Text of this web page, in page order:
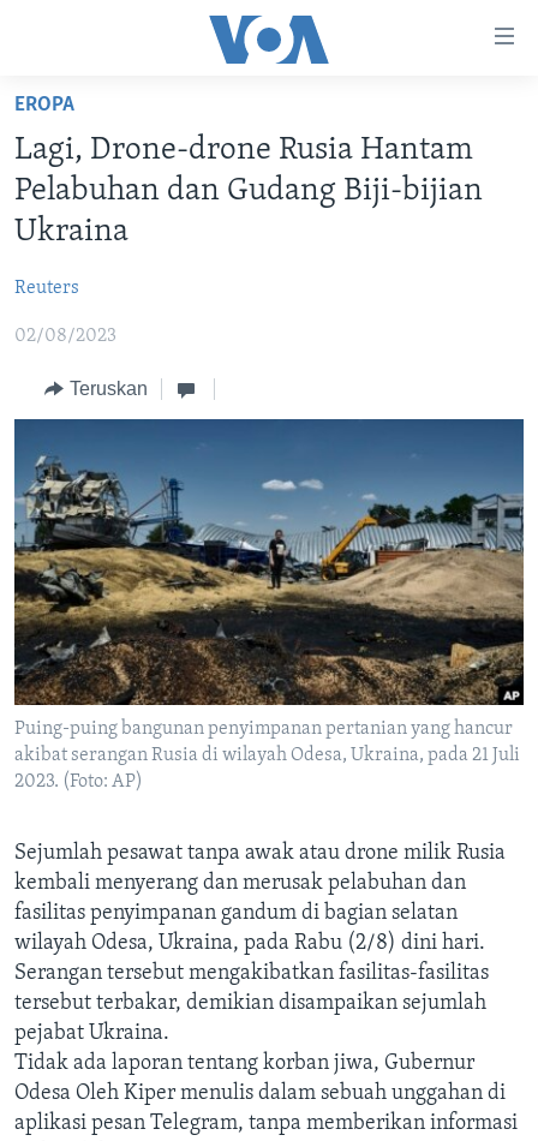
Akses
Lanjut
ke
Konten
Utama
ke
Utama
Lanjut
DUNIA
VIDEO
DAFTAR PROGRAM
Bahasa-bahasa
EROPA
Lagi, Drone-drone Rusia Hantam
Pelabuhan dan Gudang Biji-bijian
Ukraina
Reuters
02/08/2023
Teruskan
Puing-puing bangunan penyimpanan pertanian yang hancur
akibat serangan Rusia di wilayah Odesa, Ukraina, pada 21 Juli
2023. (Foto: AP)
Sejumlah pesawat tanpa awak atau drone milik Rusia
kembali menyerang dan merusak pelabuhan dan
fasilitas penyimpanan gandum di bagian selatan
wilayah Odesa, Ukraina, pada Rabu (2/8) dini hari.
Serangan tersebut mengakibatkan fasilitas-fasilitas
tersebut terbakar, demikian disampaikan sejumlah
pejabat Ukraina.
Tidak ada laporan tentang korban jiwa, Gubernur
Odesa Oleh Kiper menulis dalam sebuah unggahan di
aplikasi pesan Telegram, tanpa memberikan informasi